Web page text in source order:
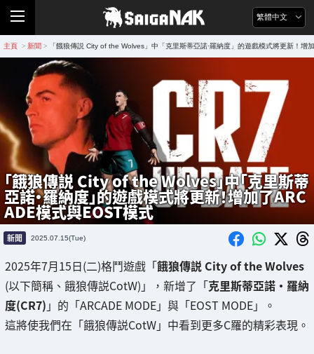
繁體中文
主頁 > 新聞 > 「餓狼傳説 City of the Wolves」中「克里斯蒂亞諾·羅納度」的遊戲模式將更新！增
「餓狼傳説 City of the Wolves」中「克里斯蒂
亞諾·羅納度」的遊戲模式將更新！增加了ARC
ADE模式與EOST模式
新聞 2025.07.15(Tue)
2025年7月15日(二)格鬥遊戲「餓狼傳説 City of the Wolves
(以下簡稱、餓狼傳説CotW)」，新增了「克里斯蒂亞諾·羅納
度(CR7) 」的「ARCADE MODE」與「EOST MODE」。
這將使我們在「餓狼傳説CotW」中看到更多C羅的精彩表現。